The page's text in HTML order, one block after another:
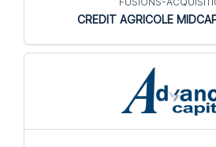
CREDIT AGRICOLE